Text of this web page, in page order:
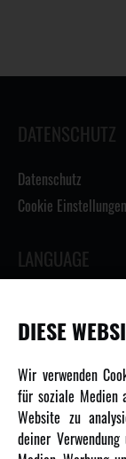
DATENSCHUTZ
Datenschutz
Cookie Einstellungen
LANGUAGE
Newsletter
Über uns
DIESE
Wir verwenden
für soziale Medien
Website zu
deiner